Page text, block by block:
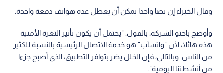
وقال الخبراء إن نصا واحدا يمكن أن يعطل عدة هواتف دفعة واحدة.
وأوضح باحثو الشركة، بالقول: "يحتمل أن يكون تأثير الثغرة الأمنية
هذه هائلا، لأن "واتسآب" هو خدمة الاتصال الرئيسية بالنسبة للكثير
من الناس. وبالتالي، فإن الخلل يضر بتوافر التطبيق، الذي أصبح جزءا
من أنشطتنا اليومية".